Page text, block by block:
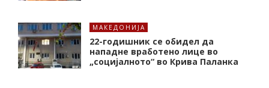
МАКЕДОНИЈА
22-годишник се обидел да
нападне вработено лице во
„социјалното“ во Крива Паланка